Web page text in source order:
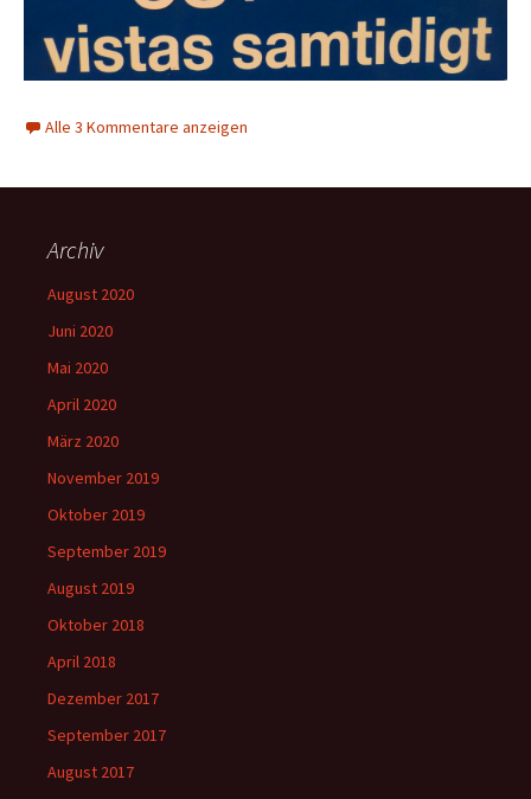
Alle 3 Kommentare anzeigen
Archiv
August 2020
Juni 2020
Mai 2020
April 2020
März 2020
November 2019
Oktober 2019
September 2019
August 2019
Oktober 2018
April 2018
Dezember 2017
September 2017
August 2017